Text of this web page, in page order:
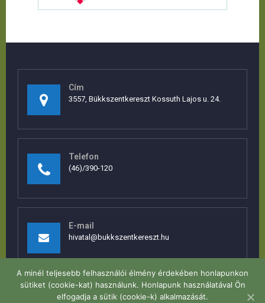
Cím
3557, Bükkszentkereszt Kossuth Lajos u. 24.
Telefon
(46)/390-120
E-mail
hivatal@bukkszentkereszt.hu
A minél teljesebb felhasználói élmény érdekében honlapunkon
sütiket (cookie-kat) használunk. Honlapunk használatával Ön
elfogadja a sütik (cookie-k) alkalmazását.